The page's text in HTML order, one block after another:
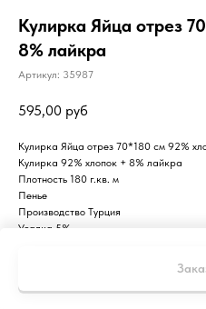
Кулирка Яйца отрез
8% лайкра
Артикул: 35987
595,00 руб
Кулирка Яйца отрез 70*180 см 92%
Кулирка 92% хлопок + 8% лайкра
Плотность 180 г.кв. м
Пенье
Производство Турция
Усадка 5%